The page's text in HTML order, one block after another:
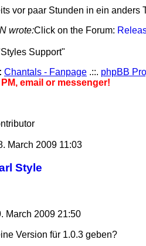
vor paar Stunden in ein
wrote:Click on the Forum:
Support"
Chantals - Fanpage .::. phpBB
email or messenger!
March 2009 11:03
Style
March 2009 21:50
Version für 1.0.3 geben?